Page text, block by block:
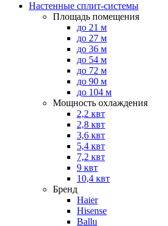
Настенные сплит-системы
Площадь помещения
до 21 м
до 27 м
до 36 м
до 54 м
до 72 м
до 90 м
до 104 м
Мощность охлаждения
2,2 квт
2,8 квт
3,6 квт
5,4 квт
7,2 квт
9 квт
10,4 квт
Бренд
Haier
Hisense
Ballu